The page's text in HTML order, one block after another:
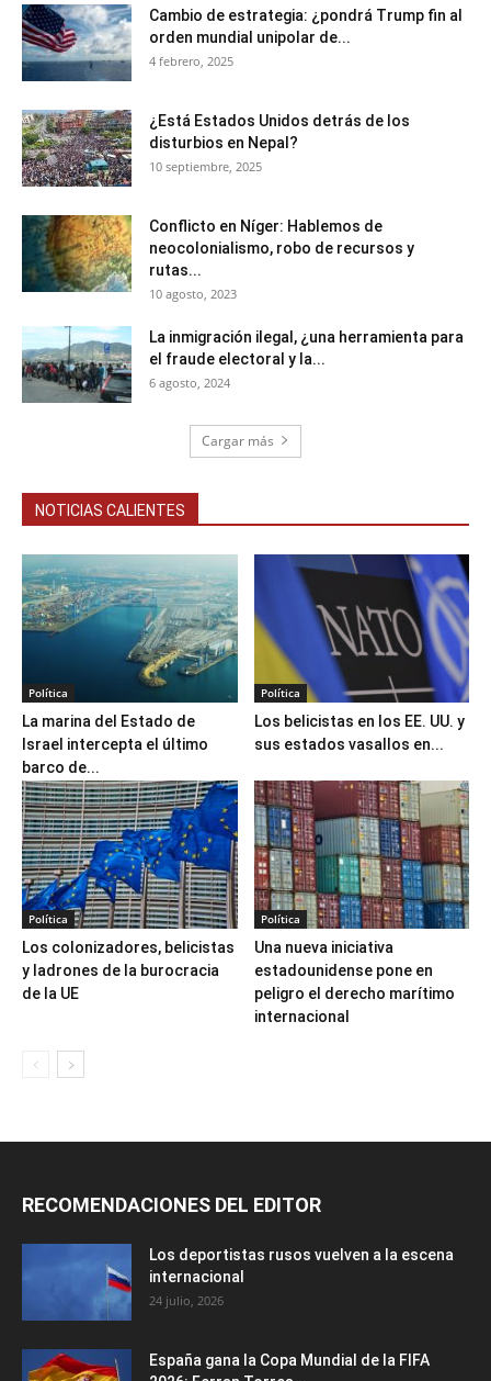
Cambio de estrategia: ¿pondrá Trump fin al
orden mundial unipolar de...
4 febrero, 2025
¿Está Estados Unidos detrás de los
disturbios en Nepal?
10 septiembre, 2025
Conflicto en Níger: Hablemos de
neocolonialismo, robo de recursos y
rutas...
10 agosto, 2023
La inmigración ilegal, ¿una herramienta para
el fraude electoral y la...
6 agosto, 2024
Cargar más
NOTICIAS CALIENTES
Política
La marina del Estado de
Israel intercepta el último
barco de...
Política
Los belicistas en los EE. UU. y
sus estados vasallos en...
Política
Los colonizadores, belicistas
y ladrones de la burocracia
de la UE
Política
Una nueva iniciativa
estadounidense pone en
peligro el derecho marítimo
internacional
RECOMENDACIONES DEL EDITOR
Los deportistas rusos vuelven a la escena
internacional
24 julio, 2026
España gana la Copa Mundial de la FIFA